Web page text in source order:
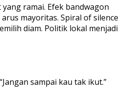
ramai. Efek bandwagon
mayoritas. Spiral of silence
diam. Politik lokal menjadi
sampai kau tak ikut.”